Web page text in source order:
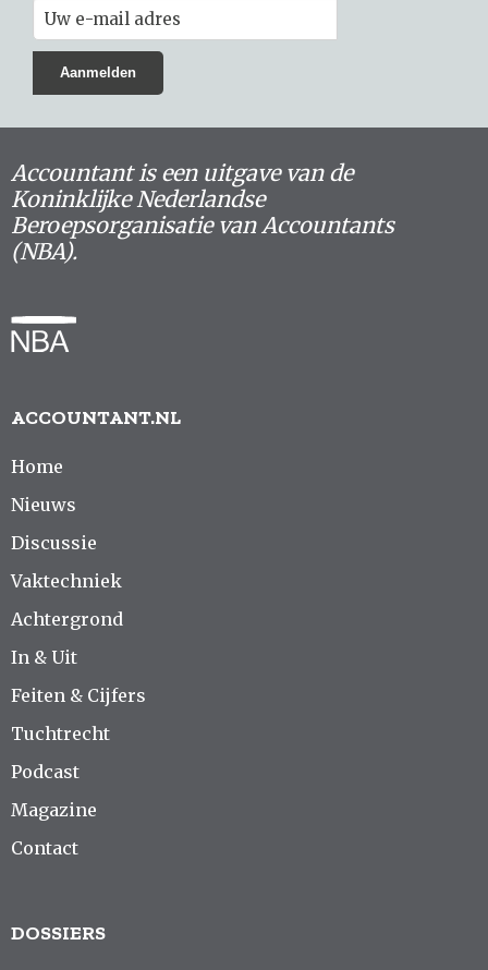
Accountant is een uitgave van de
Koninklijke Nederlandse
Beroepsorganisatie van Accountants
(NBA).
ACCOUNTANT.NL
Home
Nieuws
Discussie
Vaktechniek
Achtergrond
In & Uit
Feiten & Cijfers
Tuchtrecht
Podcast
Magazine
Contact
DOSSIERS